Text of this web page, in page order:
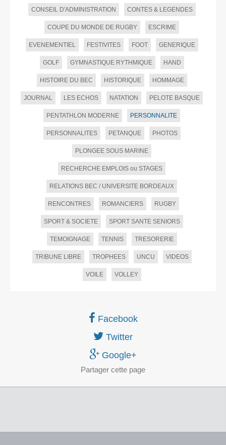
CONSEIL D'ADMINISTRATION CONTES & LEGENDES
COUPE DU MONDE DE RUGBY ESCRIME
EVENEMENTIEL FESTIVITES FOOT GENERIQUE
GOLF GYMNASTIQUE RYTHMIQUE HAND
HISTOIRE DU BEC HISTORIQUE HOMMAGE
JOURNAL LES ECHOS NATATION PELOTE BASQUE
PENTATHLON MODERNE PERSONNALITE
PERSONNALITES PETANQUE PHOTOS
PLONGEE SOUS MARINE
RECHERCHE EMPLOIS ou STAGES
RELATIONS BEC / UNIVERSITE BORDEAUX
RENCONTRES ROMANCIERS RUGBY
SPORT & SOCIETE SPORT SANTE SENIORS
TEMOIGNAGE TENNIS TRESORERIE
TRIBUNE LIBRE TROPHEES UNCU VIDEOS
VOILE VOLLEY
Facebook
Twitter
Google+
Partager cette page